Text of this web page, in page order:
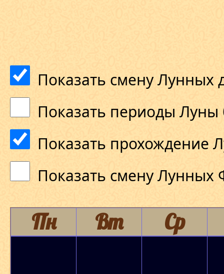
Показать смену Лунных
Показать периоды Луны
Показать прохождение
Показать смену Лунных
Пн Вт Ср